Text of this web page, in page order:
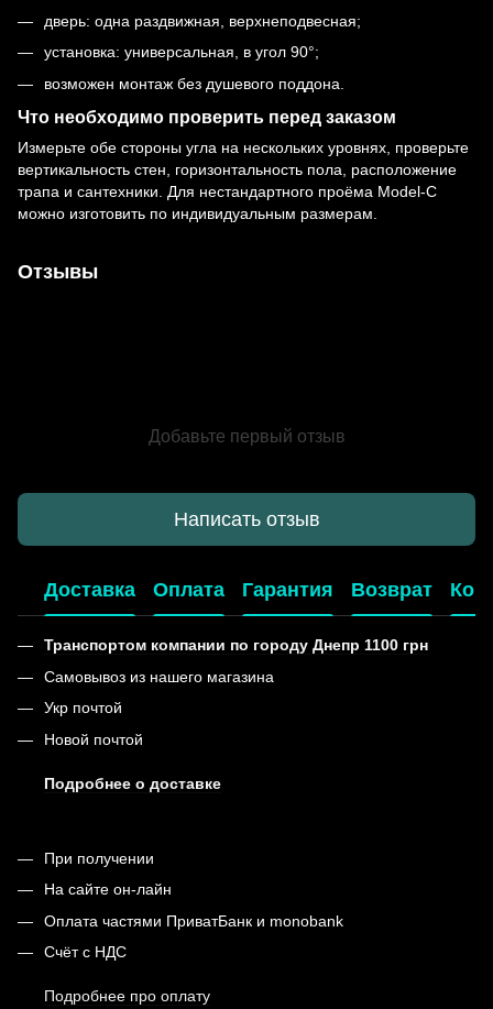
дверь: одна раздвижная, верхнеподвесная;
установка: универсальная, в угол 90°;
возможен монтаж без душевого поддона.
Что необходимо проверить перед заказом
Измерьте обе стороны угла на нескольких уровнях, проверьте
вертикальность стен, горизонтальность пола, расположение
трапа и сантехники. Для нестандартного проёма Model-C
можно изготовить по индивидуальным размерам.
Отзывы
Добавьте первый отзыв
Написать отзыв
Доставка Оплата Гарантия Возврат
Транспортом компании по городу Днепр 1100 грн
Самовывоз из нашего магазина
Укр почтой
Новой почтой
Подробнее о доставке
При получении
На сайте он-лайн
Оплата частями ПриватБанк и monobank
Счёт с НДС
Подробнее про оплату